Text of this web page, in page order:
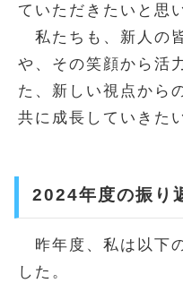
ていただきたいと思
私たちも、新人の
や、その笑顔から活
た、新しい視点から
共に成長していきた
2024年度の振り
昨年度、私は以下
した。